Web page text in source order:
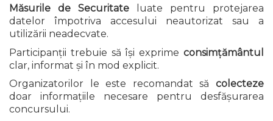
Măsurile de Securitate luate pentru protejarea
datelor împotriva accesului neautorizat sau a
utilizării neadecvate.
Participanții trebuie să își exprime consimțământul
clar, informat și în mod explicit.
Organizatorilor le este recomandat să colecteze
doar informațiile necesare pentru desfășurarea
concursului.